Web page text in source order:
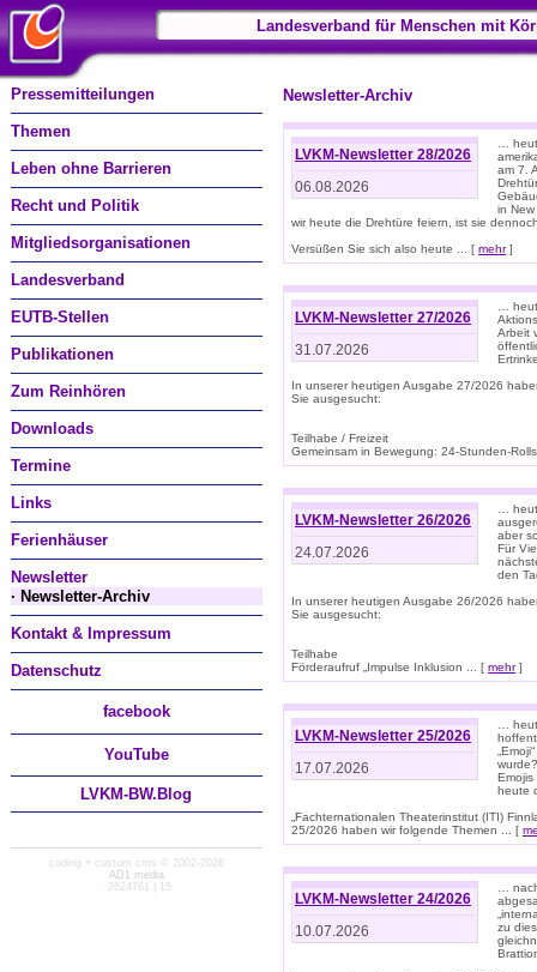
Landesverband für Menschen mit
Pressemitteilungen
Themen
Leben ohne Barrieren
Recht und Politik
Mitgliedsorganisationen
Landesverband
EUTB-Stellen
Publikationen
Zum Reinhören
Downloads
Termine
Links
Ferienhäuser
Newsletter
· Newsletter-Archiv
Kontakt & Impressum
Datenschutz
facebook
YouTube
LVKM-BW.Blog
coding + custom cms © 2002-2026
AD1 media
· 2624761 | 15
Newsletter-Archiv
LVKM-Newsletter 28/2026
06.08.2026
…
am 7.
in
wir heute die Drehtüre feiern, ist sie
Versüßen Sie sich also heute ... [ mehr]
LVKM-Newsletter 27/2026
31.07.2026
…
Arbeit
In unserer heutigen Ausgabe 27/2026
Sie ausgesucht:
Teilhabe / Freizeit
Gemeinsam in Bewegung: 24-Stunden-
LVKM-Newsletter 26/2026
24.07.2026
…
aber
Für
den
In unserer heutigen Ausgabe 26/2026
Sie ausgesucht:
Teilhabe
Förderaufruf „Impulse Inklusion ... [ mehr]
LVKM-Newsletter 25/2026
17.07.2026
…
Emojis
heute
„Fachternationalen Theaterinstitut (ITI)
25/2026 haben wir folgende Themen ... [
LVKM-Newsletter 24/2026
10.07.2026
…
zu